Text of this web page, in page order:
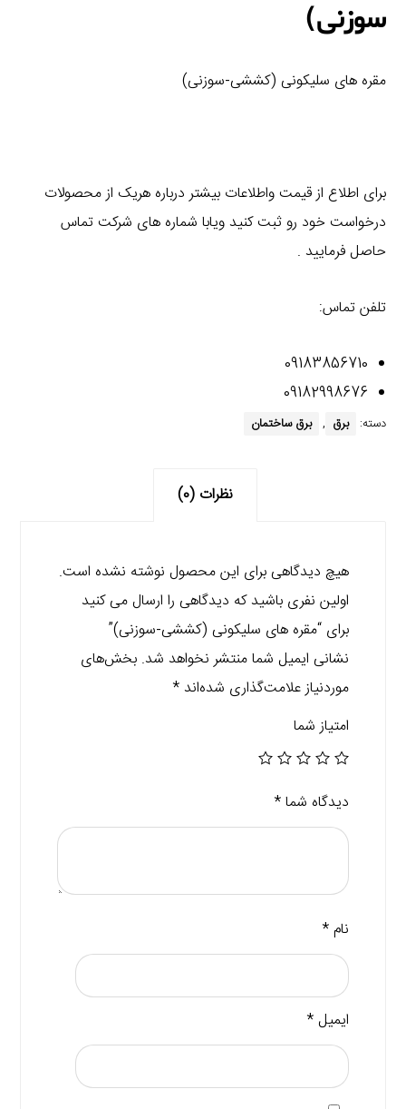
سوزنى)
مقره هاى سليكونى (كششى-سوزنى)
برای اطلاع از قیمت واطلاعات بیشتر درباره هریک از محصولات
درخواست خود رو ثبت کنید ویابا شماره های شرکت تماس
حاصل فرمایید .
تلفن تماس:
09183856710
09182998676
دسته: برق , برق ساختمان
نظرات (0)
هیچ دیدگاهی برای این محصول نوشته نشده است.
اولین نفری باشید که دیدگاهی را ارسال می کنید
برای “مقره هاى سليكونى (كششى-سوزنى)”
نشانی ایمیل شما منتشر نخواهد شد. بخش‌های
موردنیاز علامت‌گذاری شده‌اند*
امتیاز شما
دیدگاه شما*
نام*
ایمیل*